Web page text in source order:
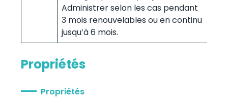
Administrer selon les cas pendant
3 mois renouvelables ou en continu
jusqu’à 6 mois.
Propriétés
Propriétés